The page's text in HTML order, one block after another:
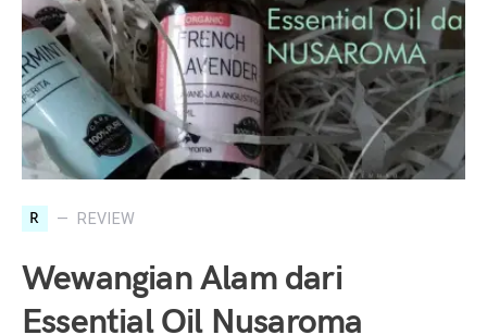
R REVIEW
Wewangian Alam dari
Essential Oil Nusaroma